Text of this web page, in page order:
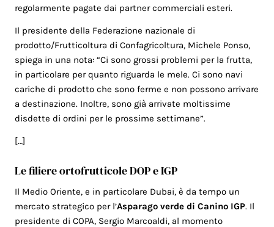
regolarmente pagate dai partner commerciali esteri.
Il presidente della Federazione nazionale di
prodotto/Frutticoltura di Confagricoltura, Michele Ponso,
spiega in una nota: “Ci sono grossi problemi per la frutta,
in particolare per quanto riguarda le mele. Ci sono navi
cariche di prodotto che sono ferme e non possono arrivare
a destinazione. Inoltre, sono già arrivate moltissime
disdette di ordini per le prossime settimane”.
[…]
Le filiere ortofrutticole DOP e IGP
Il Medio Oriente, e in particolare Dubai, è da tempo un
mercato strategico per l’Asparago verde di Canino IGP. Il
presidente di COPA, Sergio Marcoaldi, al momento